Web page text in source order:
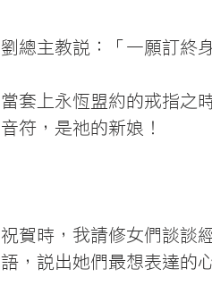
劉總主教說：「一願訂終身
當套上永恆盟約的戒指之
音符，是祂的新娘！
祝賀時，我請修女們談談
語，說出她們最想表達的